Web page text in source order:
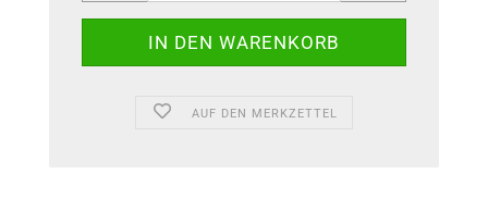
AUF DEN MERKZETTEL